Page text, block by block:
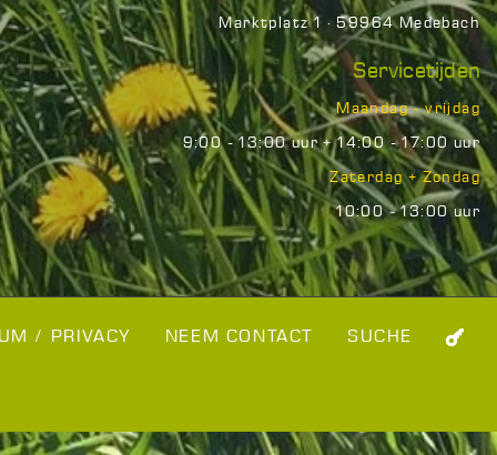
Marktplatz 1 · 59964 Medebach
Servicetijden
Maandag - vrijdag
9:00 - 13:00 uur + 14:00 - 17:00 uur
Zaterdag + Zondag
10:00 - 13:00 uur
/ PRIVACY NEEM CONTACT SUCHE